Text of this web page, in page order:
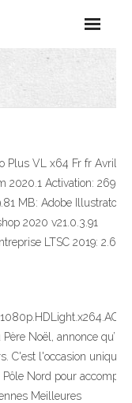
Plus VL x64 Fr fr Avril
Activation: 269.12
MB: Adobe Illustrator
2020 v21.0.3.91
LTSC 2019: 2.66
Noël, annonce qu’il
C'est l'occasion unique
Nord pour accomplir
Meilleures